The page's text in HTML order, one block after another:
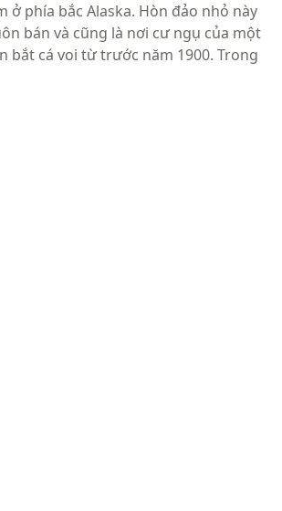
ở phía bắc Alaska. Hòn đảo nhỏ này
bán và cũng là nơi cư ngụ của một
bắt cá voi từ trước năm 1900. Trong